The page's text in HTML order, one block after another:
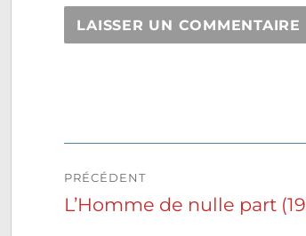
de
PRÉCÉDENT
Publication
L’Homme de nulle part